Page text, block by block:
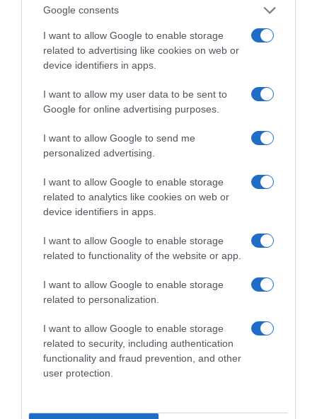
Google consents
I want to allow Google to enable storage
related to advertising like cookies on web or
device identifiers in apps.
I want to allow my user data to be sent to
Google for online advertising purposes.
I want to allow Google to send me
personalized advertising.
I want to allow Google to enable storage
related to analytics like cookies on web or
device identifiers in apps.
I want to allow Google to enable storage
related to functionality of the website or app.
I want to allow Google to enable storage
related to personalization.
I want to allow Google to enable storage
related to security, including authentication
functionality and fraud prevention, and other
user protection.
Ορθόδοξοι υπάρχουν και στα Βαλκάνια, κύριοι του
Ξύπνησαν, αλλά για τους λάθος λόγους…
συμβολισμός και η αλλαγή του καιρού
καλοκαιριού για την όραση